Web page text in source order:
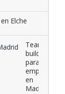
Elche
Team
building
para
empresas
en
Madrid